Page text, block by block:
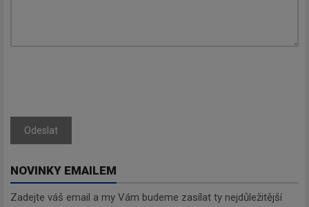
Odeslat
NOVINKY EMAILEM
Zadejte váš email a my Vám budeme zasílat ty nejdůležitější